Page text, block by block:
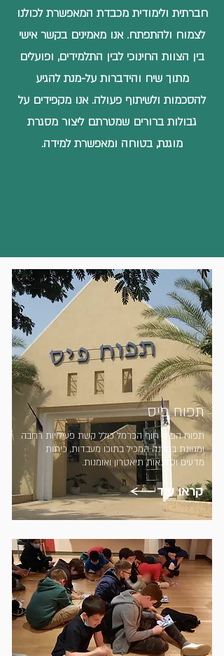
חברתית ולימודית מכבדת המאפשרת לכולנו
לצמוח ולהתפתח. אנו מאמינים בקשר אישי
בין הצוות החינוכי לבין התלמידים, ופועלים
מתוך שיח והידברות על-מנת להגיע
להסכמות ולשיתוף פעולה. אנו מקפידים על
גבולות ברורים שמטרתם ליצור מסגרת
מוגנת, בטוחה ומאפשרת למידה.
תפוח פיס
תפוח הפיס חוף הכרמל כולל קשת פעילויות רחבה
ומגוונת במבנה המכיל בתוכו מעבדות, כיתות
מדעים וסדנאות תיאטרון ואומנות.
קראו עוד